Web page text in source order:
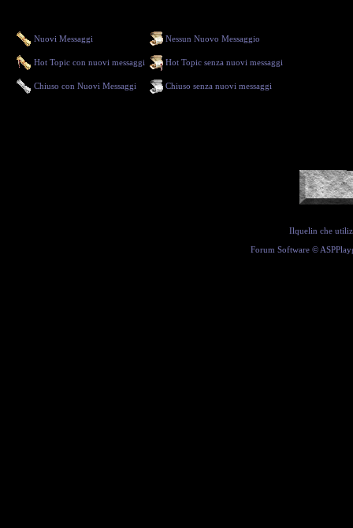
Nuovi Messaggi Nessun Nuovo Messaggio
Hot Topic con nuovi messaggi Hot Topic senza nuovi messaggi
Chiuso con Nuovi Messaggi Chiuso senza nuovi messaggi
Ilquelin che
Forum Software ©